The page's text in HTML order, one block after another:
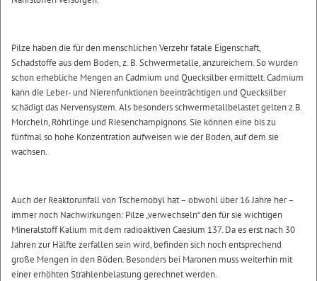
Pilze haben die für den menschlichen Verzehr fatale Eigenschaft,
Schadstoffe aus dem Boden, z. B. Schwermetalle, anzureichern. So wurden
schon erhebliche Mengen an Cadmium und Quecksilber ermittelt. Cadmium
kann die Leber- und Nierenfunktionen beeinträchtigen und Quecksilber
schädigt das Nervensystem. Als besonders schwermetallbelastet gelten z.B.
Morcheln, Röhrlinge und Riesenchampignons. Sie können eine bis zu
fünfmal so hohe Konzentration aufweisen wie der Boden, auf dem sie
wachsen.
Auch der Reaktorunfall von Tschernobyl hat – obwohl über 16 Jahre her –
immer noch Nachwirkungen: Pilze „verwechseln“ den für sie wichtigen
Mineralstoff Kalium mit dem radioaktiven Caesium 137. Da es erst nach 30
Jahren zur Hälfte zerfallen sein wird, befinden sich noch entsprechend
große Mengen in den Böden. Besonders bei Maronen muss weiterhin mit
einer erhöhten Strahlenbelastung gerechnet werden.